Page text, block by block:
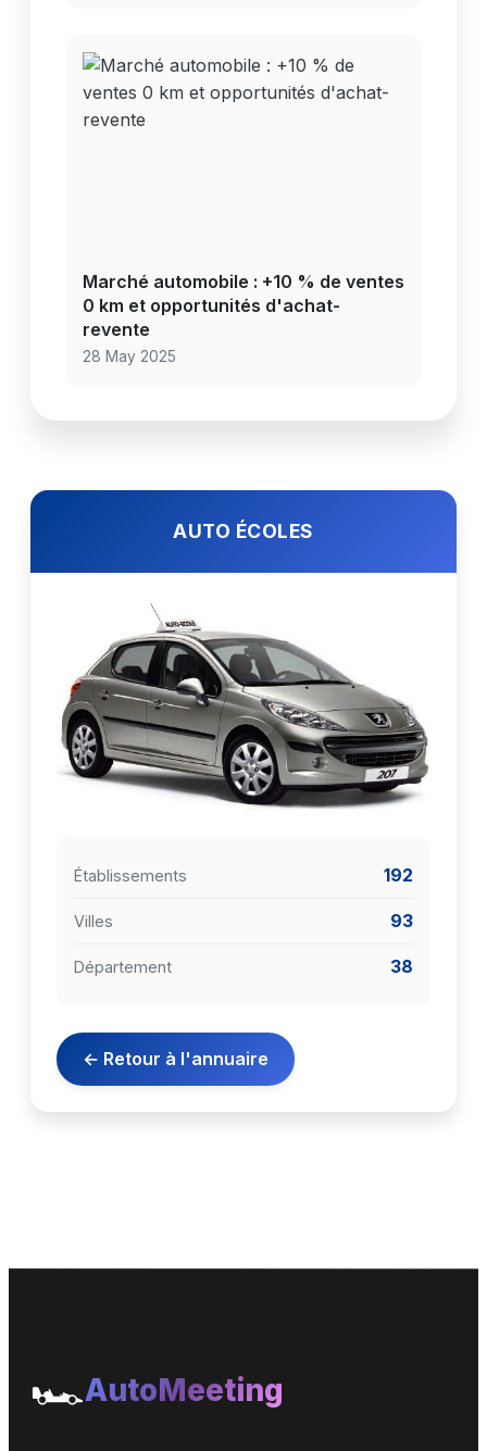
Marché automobile : +10 % de ventes
0 km et opportunités d'achat-
revente
28 May 2025
AUTO ÉCOLES
Établissements 192
Villes 93
Département 38
← Retour à l'annuaire
🏎️AutoMeeting